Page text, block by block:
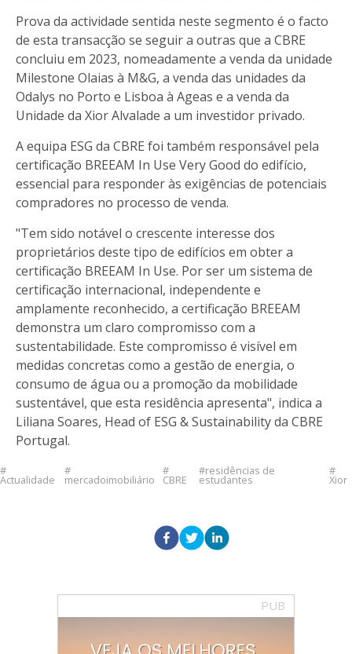
Prova da actividade sentida neste segmento é o facto
de esta transacção se seguir a outras que a CBRE
concluiu em 2023, nomeadamente a venda da unidade
Milestone Olaias à M&G, a venda das unidades da
Odalys no Porto e Lisboa à Ageas e a venda da
Unidade da Xior Alvalade a um investidor privado.
A equipa ESG da CBRE foi também responsável pela
certificação BREEAM In Use Very Good do edifício,
essencial para responder às exigências de potenciais
compradores no processo de venda.
"Tem sido notável o crescente interesse dos
proprietários deste tipo de edifícios em obter a
certificação BREEAM In Use. Por ser um sistema de
certificação internacional, independente e
amplamente reconhecido, a certificação BREEAM
demonstra um claro compromisso com a
sustentabilidade. Este compromisso é visível em
medidas concretas como a gestão de energia, o
consumo de água ou a promoção da mobilidade
sustentável, que esta residência apresenta", indica a
Liliana Soares, Head of ESG & Sustainability da CBRE
Portugal.
Actualidade mercadoimobiliário CBRE
residências de
estudantes Xior
PUB